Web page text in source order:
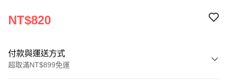
NT$820
付款與運送方式
超取滿NT$899免運